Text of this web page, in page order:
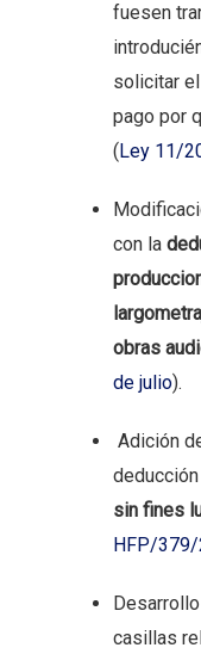
fuesen
solicitar
pago por
( Ley 11/
con la
obras
de julio).
Adición
sin fines
HFP/379/
casillas